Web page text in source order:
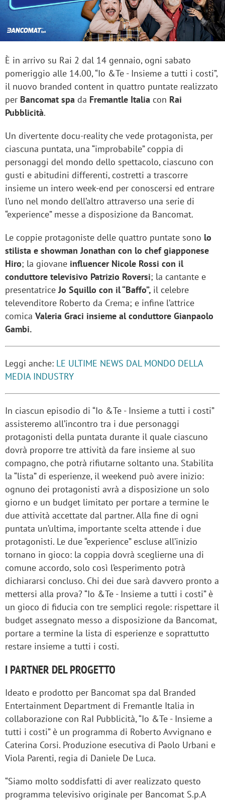
È in arrivo su Rai 2 dal 14 gennaio, ogni sabato
pomeriggio alle 14.00, “Io &Te - Insieme a tutti i costi”,
il nuovo branded content in quattro puntate realizzato
per Bancomat spa da Fremantle Italia con Rai
Pubblicità.
Un divertente docu-reality che vede protagonista, per
ciascuna puntata, una “improbabile” coppia di
personaggi del mondo dello spettacolo, ciascuno con
gusti e abitudini differenti, costretti a trascorre
insieme un intero week-end per conoscersi ed entrare
l’uno nel mondo dell’altro attraverso una serie di
“experience” messe a disposizione da Bancomat.
Le coppie protagoniste delle quattro puntate sono lo
stilista e showman Jonathan con lo chef giapponese
Hiro; la giovane influencer Nicole Rossi con il
conduttore televisivo Patrizio Roversi; la cantante e
presentatriceJo Squillo con il “Baffo”, il celebre
televenditore Roberto da Crema; e infine l’attrice
comica Valeria Graci insieme al conduttore Gianpaolo
Gambi.
Leggi anche: LE ULTIME NEWS DAL MONDO DELLA
MEDIA INDUSTRY
In ciascun episodio di “Io &Te - Insieme a tutti i costi”
assisteremo all’incontro tra i due personaggi
protagonisti della puntata durante il quale ciascuno
dovrà proporre tre attività da fare insieme al suo
compagno, che potrà rifiutarne soltanto una. Stabilita
la “lista” di esperienze, il weekend può avere inizio:
ognuno dei protagonisti avrà a disposizione un solo
giorno e un budget limitato per portare a termine le
due attività accettate dal partner. Alla fine di ogni
puntata un’ultima, importante scelta attende i due
protagonisti. Le due “experience” escluse all’inizio
tornano in gioco: la coppia dovrà sceglierne una di
comune accordo, solo così l’esperimento potrà
dichiararsi concluso. Chi dei due sarà davvero pronto a
mettersi alla prova? “Io &Te - Insieme a tutti i costi” è
un gioco di fiducia con tre semplici regole: rispettare il
budget assegnato messo a disposizione da Bancomat,
portare a termine la lista di esperienze e soprattutto
restare insieme a tutti i costi.
I PARTNER DEL PROGETTO
Ideato e prodotto per Bancomat spa dal Branded
Entertainment Department di Fremantle Italia in
collaborazione con RaI Pubblicità, “Io &Te - Insieme a
tutti i costi” è un programma di Roberto Avvignano e
Caterina Corsi. Produzione esecutiva di Paolo Urbani e
Viola Parenti, regia di Daniele De Luca.
“Siamo molto soddisfatti di aver realizzato questo
programma televisivo originale per Bancomat S.p.A